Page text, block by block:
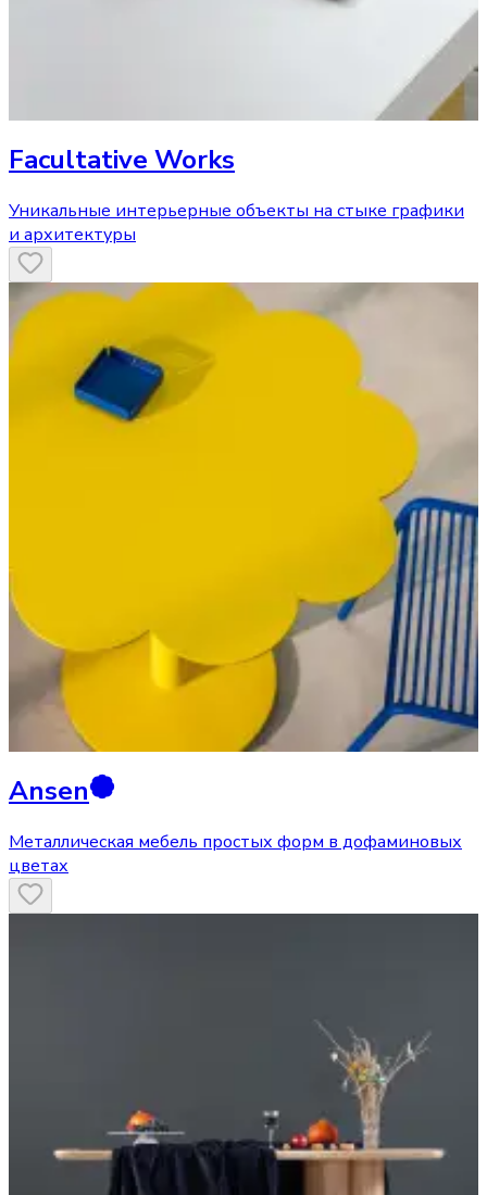
Facultative Works
Уникальные интерьерные объекты на стыке графики
и архитектуры
Ansen
Металлическая мебель простых форм в дофаминовых
цветах